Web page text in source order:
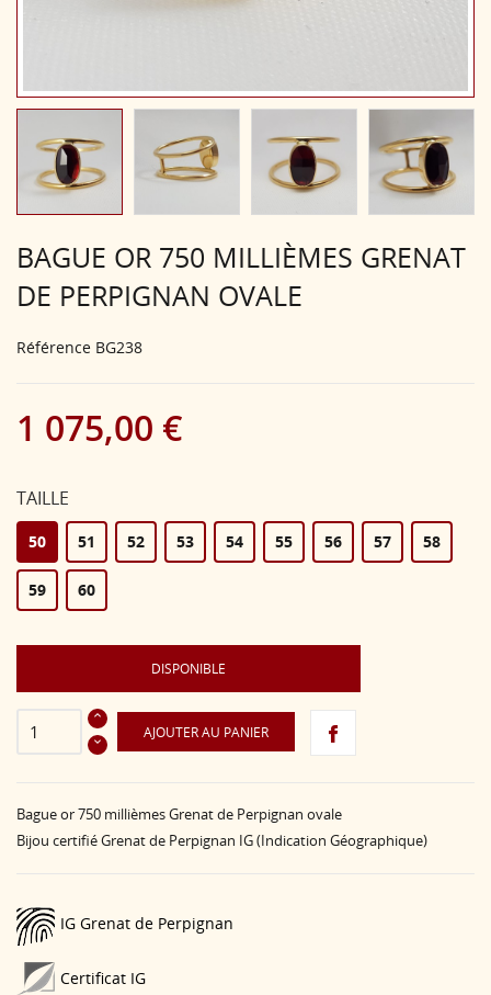
BAGUE OR 750 MILLIÈMES GRENAT
DE PERPIGNAN OVALE
Référence BG238
1 075,00 €
TAILLE
50 51 52 53 54 55 56 57 58
59 60
DISPONIBLE
AJOUTER AU PANIER
Bague or 750 millièmes Grenat de Perpignan ovale
Bijou certifié Grenat de Perpignan IG (Indication Géographique)
IG Grenat de Perpignan
Certificat IG